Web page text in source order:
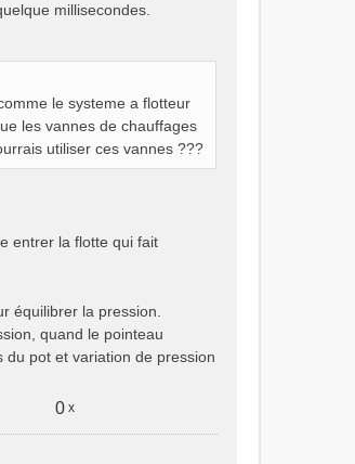
millisecondes.
le systeme a flotteur
les vannes de chauffages
utiliser ces vannes ???
entrer la flotte qui fait
équilibrer la pression.
quand le pointeau
pot et variation de pression
0 x